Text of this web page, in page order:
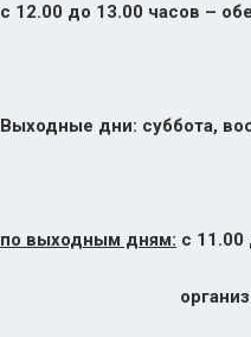
с 12.00 до 13.00 часов –
Выходные дни: суббота,
по выходным дням: с 11.00
организовано